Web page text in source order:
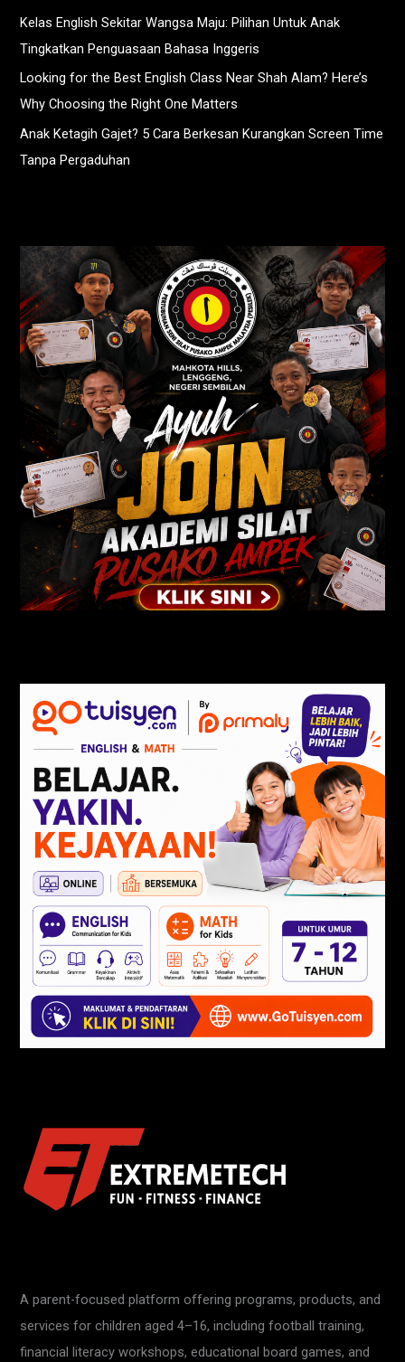
Kelas English Sekitar Wangsa Maju: Pilihan Untuk Anak
Tingkatkan Penguasaan Bahasa Inggeris
Looking for the Best English Class Near Shah Alam? Here’s
Why Choosing the Right One Matters
Anak Ketagih Gajet? 5 Cara Berkesan Kurangkan Screen Time
Tanpa Pergaduhan
A parent-focused platform offering programs, products, and
services for children aged 4–16, including football training,
financial literacy workshops, educational board games, and